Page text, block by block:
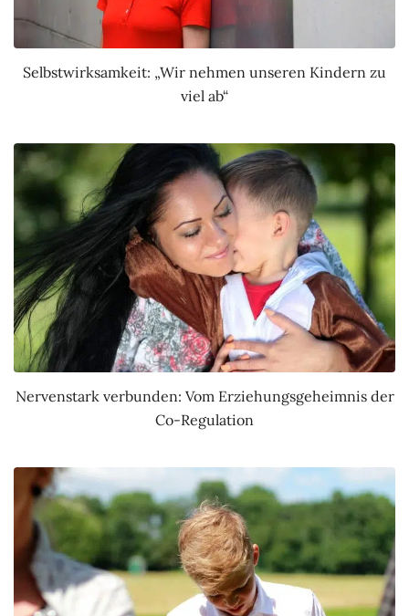
Selbstwirksamkeit: „Wir nehmen unseren Kindern zu
viel ab“
Nervenstark verbunden: Vom Erziehungsgeheimnis der
Co-Regulation